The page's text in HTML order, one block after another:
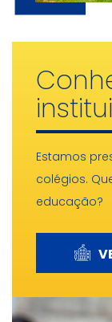
Estamos
colégios.
educação?